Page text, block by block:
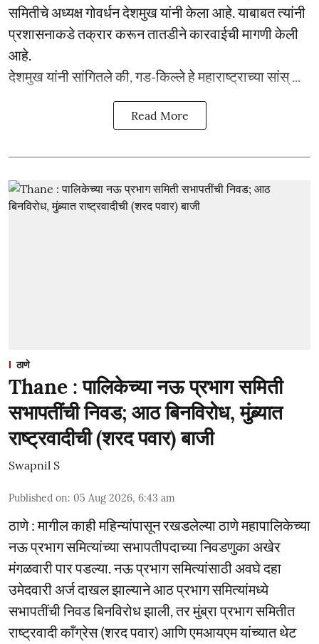
समितीचे अध्यक्ष गोवर्धन देशमुख यांनी केला आहे. याबाबत त्यांनी
प्रशासनाकडे तक्रार करून तातडीने कारवाईची मागणी केली
आहे.
देशमुख यांनी सांगितले की, गड-किल्ले हे महाराष्ट्राच्या सांस् ...
Read More
ठाणे
Thane : पालिकेच्या नऊ प्रभाग समिती
सभापतींची निवड; आठ बिनविरोध, मुंब्र्यात
राष्ट्रवादीची (शरद पवार) बाजी
Swapnil S
Published on: 05 Aug 2026, 6:43 am
ठाणे : मागील काही महिन्यांपासून रखडलेल्या ठाणे महापालिकेच्या
नऊ प्रभाग समित्यांच्या सभापतीपदाच्या निवडणुका अखेर
मंगळवारी पार पडल्या. नऊ प्रभाग समित्यांसाठी अवघे दहा
उमेदवारी अर्ज दाखल झाल्याने आठ प्रभाग समित्यांमध्ये
सभापतींची निवड बिनविरोध झाली, तर मुंब्रा प्रभाग समितीत
राष्ट्रवादी काँग्रेस (शरद पवार) आणि एमआयएम यांच्यात थेट